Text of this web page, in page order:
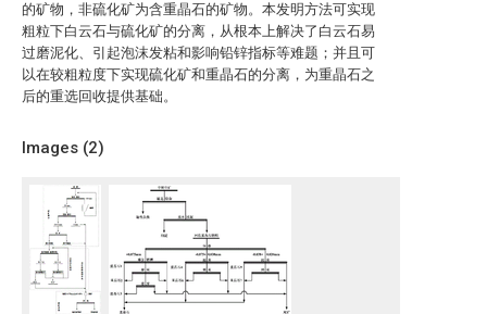
的矿物，非硫化矿为含重晶石的矿物。本发明方法可实现
粗粒下白云石与硫化矿的分离，从根本上解决了白云石易
过磨泥化、引起泡沫发粘和影响铅锌指标等难题；并且可
以在较粗粒度下实现硫化矿和重晶石的分离，为重晶石之
后的重选回收提供基础。
Images (2)